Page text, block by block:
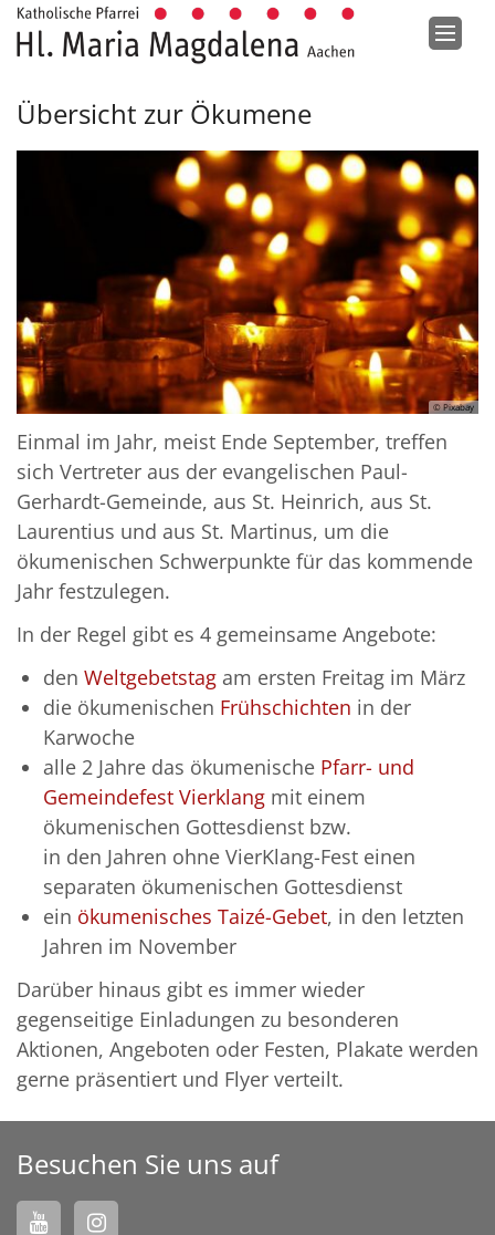
Zum Inhalt springen
Übersicht zur Ökumene
© Pixabay
Einmal im Jahr, meist Ende September, treffen
sich Vertreter aus der evangelischen Paul-
Gerhardt-Gemeinde, aus St. Heinrich, aus St.
Laurentius und aus St. Martinus, um die
ökumenischen Schwerpunkte für das kommende
Jahr festzulegen.
In der Regel gibt es 4 gemeinsame Angebote:
den Weltgebetstag am ersten Freitag im März
die ökumenischen Frühschichten in der
Karwoche
alle 2 Jahre das ökumenische Pfarr- und
Gemeindefest Vierklang mit einem
ökumenischen Gottesdienst bzw.
in den Jahren ohne VierKlang-Fest einen
separaten ökumenischen Gottesdienst
ein ökumenisches Taizé-Gebet, in den letzten
Jahren im November
Darüber hinaus gibt es immer wieder
gegenseitige Einladungen zu besonderen
Aktionen, Angeboten oder Festen, Plakate werden
gerne präsentiert und Flyer verteilt.
Besuchen Sie uns auf